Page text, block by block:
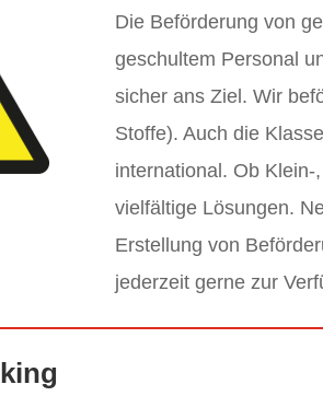
Die Beförderung von
geschultem Personal
sicher ans Ziel. Wir
Stoffe). Auch die
international. Ob
vielfältige Lösungen.
Erstellung von
jederzeit gerne zur